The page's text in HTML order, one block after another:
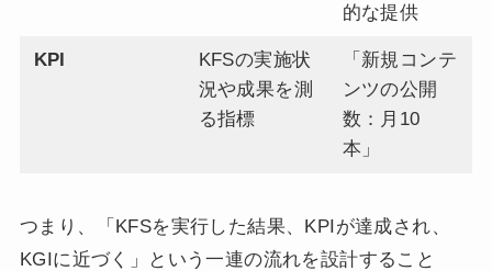
的な提供
KPI
KFSの実施状
況や成果を測
る指標
「新規コンテ
ンツの公開
数：月10
本」
つまり、「KFSを実行した結果、KPIが達成され、
KGIに近づく」という一連の流れを設計すること